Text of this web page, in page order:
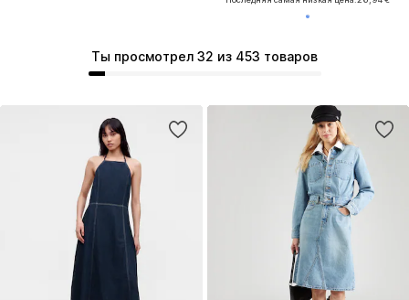
Ты просмотрел 32 из 453 товаров